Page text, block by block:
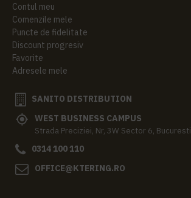
Contul meu
Comenzile mele
Puncte de fidelitate
Discount progresiv
Favorite
Adresele mele
SANITO DISTRIBUTION
WEST BUSINESS CAMPUS
Strada Preciziei, Nr, 3W Sector 6, Bucuresti
0314 100 110
OFFICE@KTERING.RO